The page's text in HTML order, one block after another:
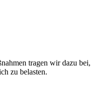
tragen wir dazu bei,
zu belasten.